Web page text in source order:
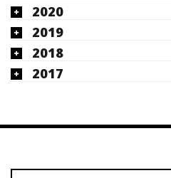
2020
2019
2018
2017